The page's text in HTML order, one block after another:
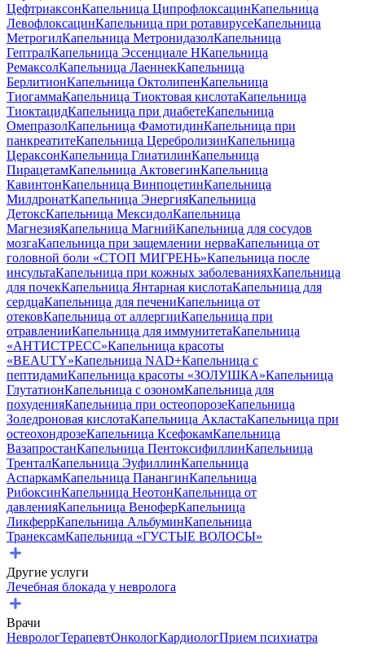
ЦефтриаксонКапельница ЦипрофлоксацинКапельница
ЛевофлоксацинКапельница при ротавирусеКапельница
МетрогилКапельница МетронидазолКапельница
ГептралКапельница Эссенциале НКапельница
РемаксолКапельница ЛаеннекКапельница
БерлитионКапельница ОктолипенКапельница
ТиогаммаКапельница Тиоктовая кислотаКапельница
ТиоктацидКапельница при диабетеКапельница
ОмепразолКапельница ФамотидинКапельница при
панкреатитеКапельница ЦеребролизинКапельница
ЦераксонКапельница ГлиатилинКапельница
ПирацетамКапельница АктовегинКапельница
КавинтонКапельница ВинпоцетинКапельница
МилдронатКапельница ЭнергияКапельница
ДетоксКапельница МексидолКапельница
МагнезияКапельница МагнийКапельница для сосудов
мозгаКапельница при защемлении нерваКапельница от
головной боли «СТОП МИГРЕНЬ»Капельница после
инсультаКапельница при кожных заболеванияхКапельница
для почекКапельница Янтарная кислотаКапельница для
сердцаКапельница для печениКапельница от
отековКапельница от аллергииКапельница при
отравленииКапельница для иммунитетаКапельница
«АНТИСТРЕСС»Капельница красоты
«BEAUTY»Капельница NAD+Капельница с
пептидамиКапельница красоты «ЗОЛУШКА»Капельница
ГлутатионКапельница с озономКапельница для
похуденияКапельница при остеопорозеКапельница
Золедроновая кислотаКапельница АкластаКапельница при
остеохондрозеКапельница КсефокамКапельница
ВазапростанКапельница ПентоксифиллинКапельница
ТренталКапельница ЭуфиллинКапельница
АспаркамКапельница ПанангинКапельница
РибоксинКапельница НеотонКапельница от
давленияКапельница ВеноферКапельница
ЛикферрКапельница АльбуминКапельница
ТранексамКапельница «ГУСТЫЕ ВОЛОСЫ»
Другие услуги
Лечебная блокада у невролога
Врачи
НеврологТерапевтОнкологКардиологПрием психиатра